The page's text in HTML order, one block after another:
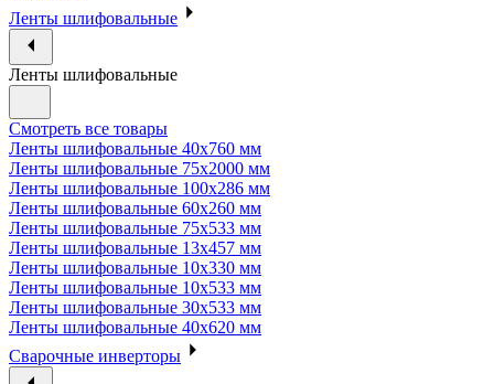
Ленты шлифовальные
Ленты шлифовальные
Смотреть все товары
Ленты шлифовальные 40х760 мм
Ленты шлифовальные 75х2000 мм
Ленты шлифовальные 100х286 мм
Ленты шлифовальные 60х260 мм
Ленты шлифовальные 75х533 мм
Ленты шлифовальные 13х457 мм
Ленты шлифовальные 10х330 мм
Ленты шлифовальные 10х533 мм
Ленты шлифовальные 30х533 мм
Ленты шлифовальные 40х620 мм
Сварочные инверторы